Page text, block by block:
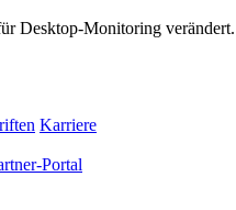
Desktop-Monitoring verändert.
Karriere
Portal